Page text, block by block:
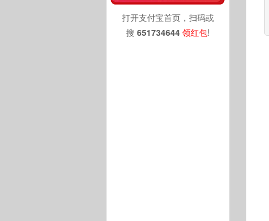
打开支付宝首页，扫码或
搜 651734644 领红包!